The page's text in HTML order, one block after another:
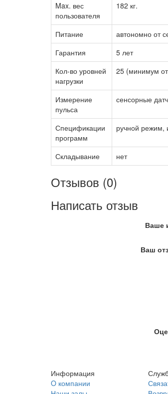
Max. вес
пользователя
182 кг.
Питание
автономно от
Гарантия
5 лет
Кол-во уровней
нагрузки
25 (минимум от
Измерение
пульса
сенсорные
Спецификации
программ
ручной режим,
Складывание нет
Отзывов (0)
Написать отзыв
Ваше
Ваш
Информация
O компании